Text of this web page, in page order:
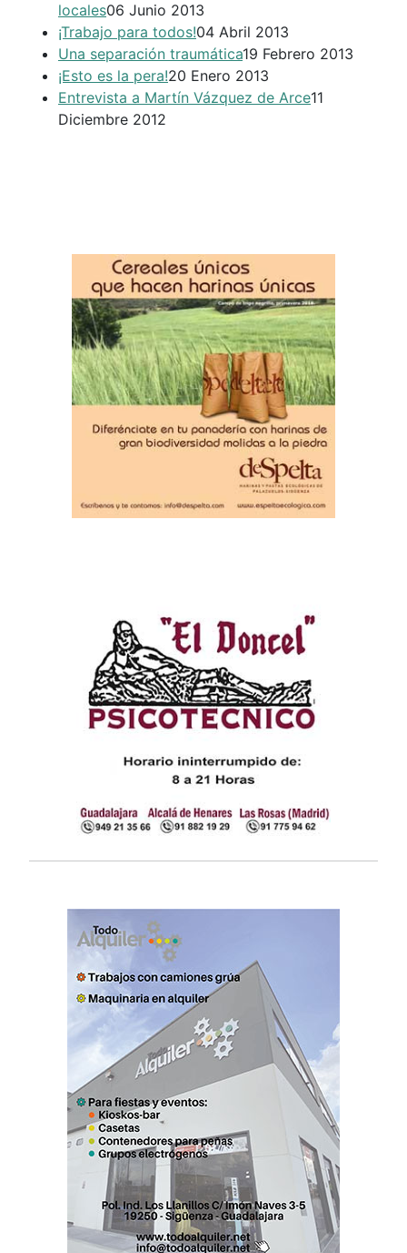
locales06 Junio 2013
¡Trabajo para todos!04 Abril 2013
Una separación traumática19 Febrero 2013
¡Esto es la pera!20 Enero 2013
Entrevista a Martín Vázquez de Arce11
Diciembre 2012